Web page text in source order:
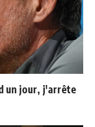
un jour, j'arrête